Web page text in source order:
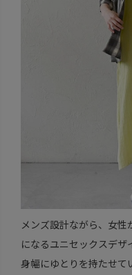
メンズ設計ながら、女性
になるユニセックスデザ
身幅にゆとりを持たせて